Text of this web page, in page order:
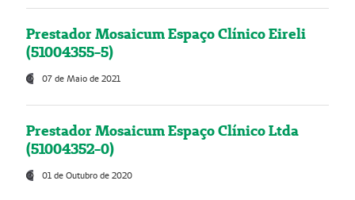
Prestador Mosaicum Espaço Clínico Eireli
(51004355-5)
07 de Maio de 2021
Prestador Mosaicum Espaço Clínico Ltda
(51004352-0)
01 de Outubro de 2020